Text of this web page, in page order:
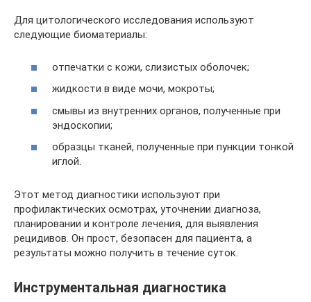
Для цитологического исследования используют
следующие биоматериалы:
отпечатки с кожи, слизистых оболочек;
жидкости в виде мочи, мокроты;
смывы из внутренних органов, полученные при
эндоскопии;
образцы тканей, полученные при пункции тонкой
иглой.
Этот метод диагностики используют при
профилактических осмотрах, уточнении диагноза,
планировании и контроле лечения, для выявления
рецидивов. Он прост, безопасен для пациента, а
результаты можно получить в течение суток.
Инструментальная диагностика